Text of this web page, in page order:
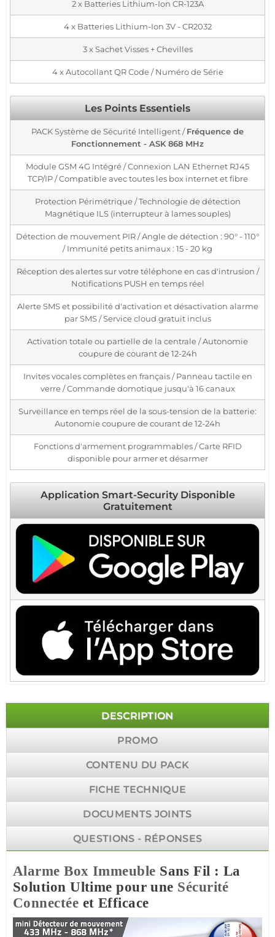
2 x Batteries Lithium-Ion CR-123A
4 x Batteries Lithium-Ion 3V - CR2032
3 x Sachet Visses + Chevilles
4 x Autocollant QR Code / Numéro de Série
Les Points Essentiels
PACK Système de Sécurité Intelligent /Fréquence de
Fonctionnement - ASK 868 MHz
Module GSM 4G Intégré / Connexion LAN Ethernet RJ45
TCP/IP / Compatible avec toutes les box internet et fibre
Protection Périmétrique / Technologie de détection
Magnétique ILS (interrupteur à lames souples)
Détection de mouvement PIR / Angle de détection : 90° - 110°
/ Immunité petits animaux : 15 - 20 kg
Réception des alertes sur votre téléphone en cas d'intrusion /
Notifications PUSH en temps réel
Alerte SMS et possibilité d'activation et désactivation alarme
par SMS / Service cloud gratuit inclus
Activation totale ou partielle de la centrale / Autonomie
coupure de courant de 12-24h
Invites vocales complètes en français / Panneau tactile en
verre / Commande domotique jusqu'à 16 canaux
Surveillance en temps réel de la sous-tension de la batterie:
Autonomie coupure de courant de 12-24h
Fonctions d'armement programmables / Carte RFID
disponible pour armer et désarmer
Application Smart-Security Disponible
Gratuitement
DESCRIPTION
PROMO
CONTENU DU PACK
FICHE TECHNIQUE
DOCUMENTS JOINTS
QUESTIONS - RÉPONSES
Alarme Box Immeuble Sans Fil : La
Solution Ultime pour une Sécurité
Connectée et Efficace